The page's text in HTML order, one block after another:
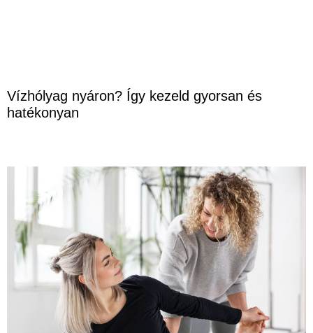
Vízhólyag nyáron? Így kezeld gyorsan és
hatékonyan